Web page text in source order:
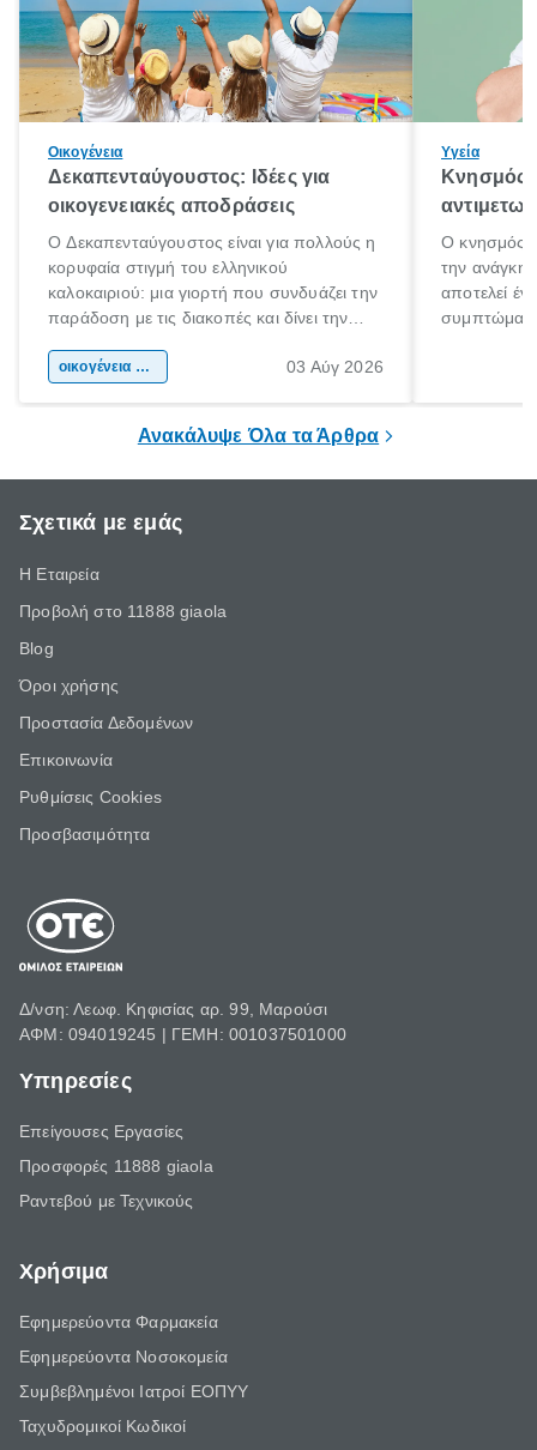
Οικογένεια
Δεκαπενταύγουστος: Ιδέες για
οικογενειακές αποδράσεις
Ο Δεκαπενταύγουστος είναι για πολλούς η
κορυφαία στιγμή του ελληνικού
καλοκαιριού: μια γιορτή που συνδυάζει την
παράδοση με τις διακοπές και δίνει την
χώρας. Είτε πρόκειται για λίγες μέρες
οικογένεια & παιδί 03 Αύγ 2026
Υγεία
Κνησμός:
Ο κνησμός
την ανάγκη
αποτελεί
Ανακάλυψε Όλα τα Άρθρα
Σχετικά με εμάς
Η Εταιρεία
Προβολή στο 11888 giaola
Blog
Όροι χρήσης
Προστασία Δεδομένων
Επικοινωνία
Ρυθμίσεις Cookies
Προσβασιμότητα
Δ/νση: Λεωφ. Κηφισίας αρ. 99, Μαρούσι
ΑΦΜ: 094019245 | ΓΕΜΗ: 001037501000
Υπηρεσίες
Επείγουσες Εργασίες
Προσφορές 11888 giaola
Ραντεβού με Τεχνικούς
Χρήσιμα
Εφημερεύοντα Φαρμακεία
Εφημερεύοντα Νοσοκομεία
Συμβεβλημένοι Ιατροί ΕΟΠΥΥ
Ταχυδρομικοί Κωδικοί